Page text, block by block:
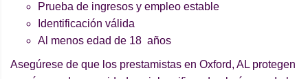
Prueba de ingresos y empleo estable
Identificación válida
Al menos edad de 18 años
Asegúrese de que los prestamistas en Oxford, AL protegen